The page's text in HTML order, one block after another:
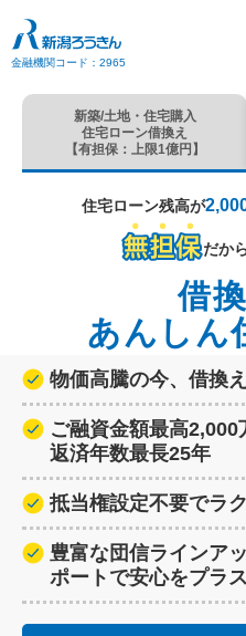
金融機関コード：2965
新築/土地・住宅購入
住宅ローン借換え
【有担保：上限1億円】
住宅ローン残高が
だか
借
あんしん
物価高騰の今、借換
ご融資金額最高2,000
返済年数最長25年
抵当権設定不要でラ
豊富な団信ラインア
ポートで安心をプラス